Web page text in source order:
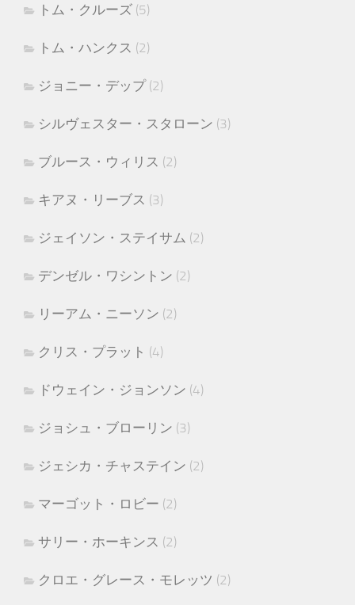
トム・クルーズ (5)
トム・ハンクス (2)
ジョニー・デップ(2)
シルヴェスター・スタローン (3)
ブルース・ウィリス (2)
キアヌ・リーブス (3)
ジェイソン・ステイサム (2)
デンゼル・ワシントン (2)
リーアム・ニーソン (2)
クリス・プラット (4)
ドウェイン・ジョンソン (4)
ジョシュ・ブローリン (3)
ジェシカ・チャステイン (2)
マーゴット・ロビー (2)
サリー・ホーキンス (2)
クロエ・グレース・モレッツ (2)